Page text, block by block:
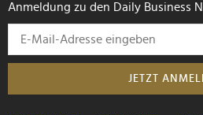
Anmeldung zu den Daily Business
JETZT